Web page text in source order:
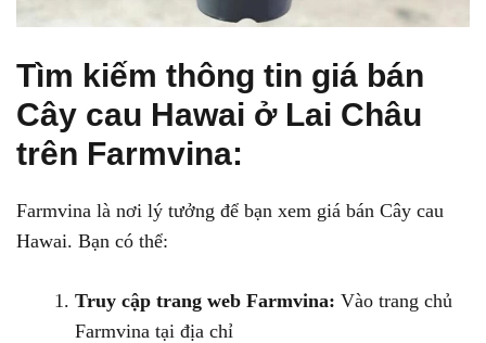
Tìm kiếm thông tin giá bán
Cây cau Hawai ở Lai Châu
trên Farmvina:
Farmvina là nơi lý tưởng để bạn xem giá bán Cây cau
Hawai. Bạn có thể:
Truy cập trang web Farmvina: Vào trang chủ
Farmvina tại địa chỉ